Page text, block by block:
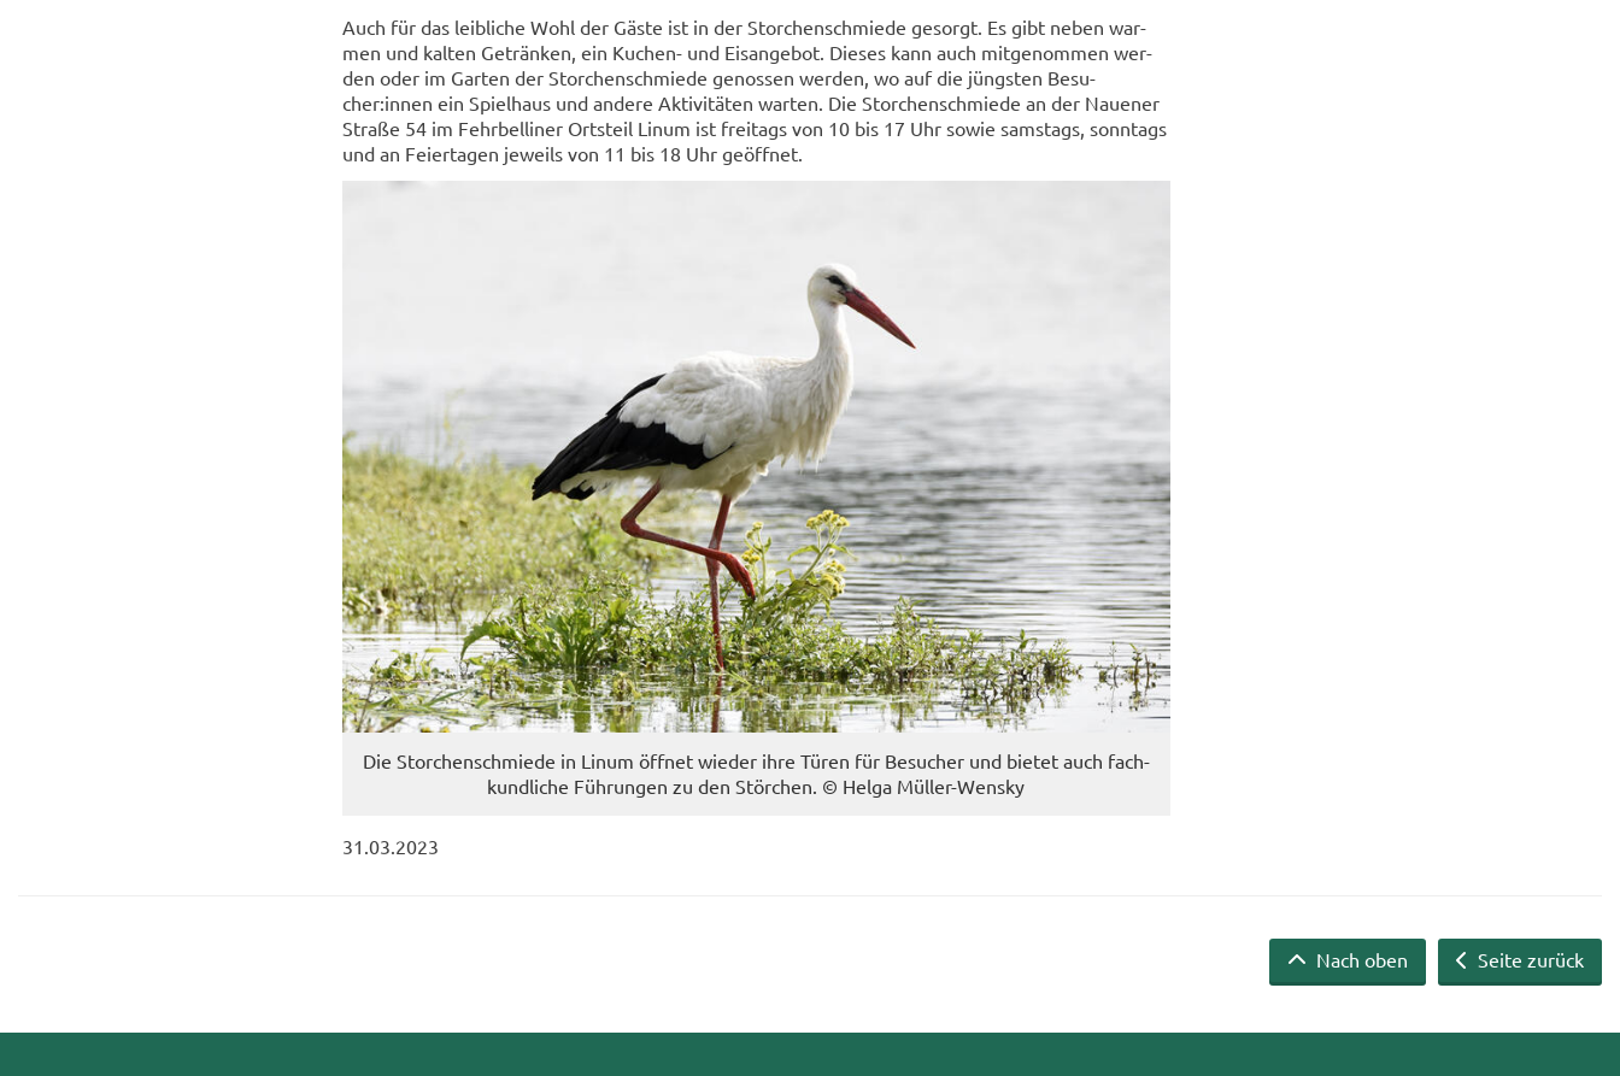
Auch für das leib­li­che Wohl der Gäste ist in der Stor­chen­schmie­de ge­sorgt. Es gibt neben war­
men und kal­ten Ge­trän­ken, ein Kuchen-​ und Eis­an­ge­bot. Die­ses kann auch mit­ge­nom­men wer­
den oder im Gar­ten der Stor­chen­schmie­de ge­nos­sen wer­den, wo auf die jüngs­ten Be­su­
cher:innen ein Spiel­haus und an­de­re Ak­ti­vi­tä­ten war­ten. Die Stor­chen­schmie­de an der Naue­ner
Stra­ße 54 im Fehr­bel­li­ner Orts­teil Linum ist frei­tags von 10 bis 17 Uhr sowie sams­tags, sonn­tags
und an Fei­er­ta­gen je­weils von 11 bis 18 Uhr ge­öff­net.
Die Stor­chen­schmie­de in Linum öff­net wie­der ihre Türen für Be­su­cher und bie­tet auch fach­
kund­li­che Füh­run­gen zu den Stör­chen. © Helga Müller-​Wensky
31.03.2023
Seite zurück
Nach oben